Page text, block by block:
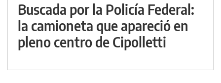
Buscada por la Policía Federal:
la camioneta que apareció en
pleno centro de Cipolletti